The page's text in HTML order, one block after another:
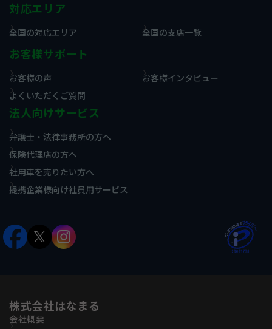
対応エリア
全国の対応エリア 全国の支店一覧
お客様サポート
お客様の声
お客様インタビュー
よくいただくご質問
法人向けサービス
弁護士・法律事務所の方へ
保険代理店の方へ
社用車を売りたい方へ
提携企業様向け社員用サービス
株式会社はなまる
会社概要